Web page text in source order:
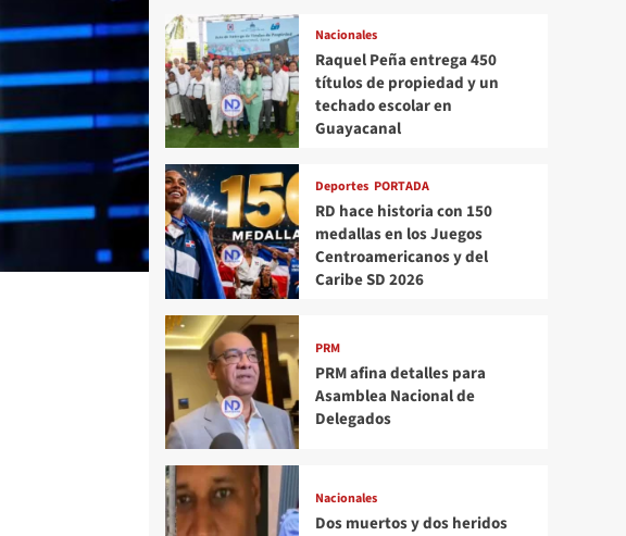
Nacionales
Raquel Peña entrega 450
títulos de propiedad y un
techado escolar en
Guayacanal
Deportes PORTADA
RD hace historia con 150
medallas en los Juegos
Centroamericanos y del
Caribe SD 2026
PRM
PRM afina detalles para
Asamblea Nacional de
Delegados
Nacionales
Dos muertos y dos heridos